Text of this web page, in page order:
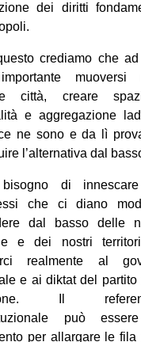
dei diritti
crediamo che
muoversi
città, creare
e aggregazione
ne sono e da lì
l’alternativa dal
bisogno di
che ci diano
dal basso delle
e dei nostri
realmente al
e ai diktat del partito
Il
può
per allargare le fila